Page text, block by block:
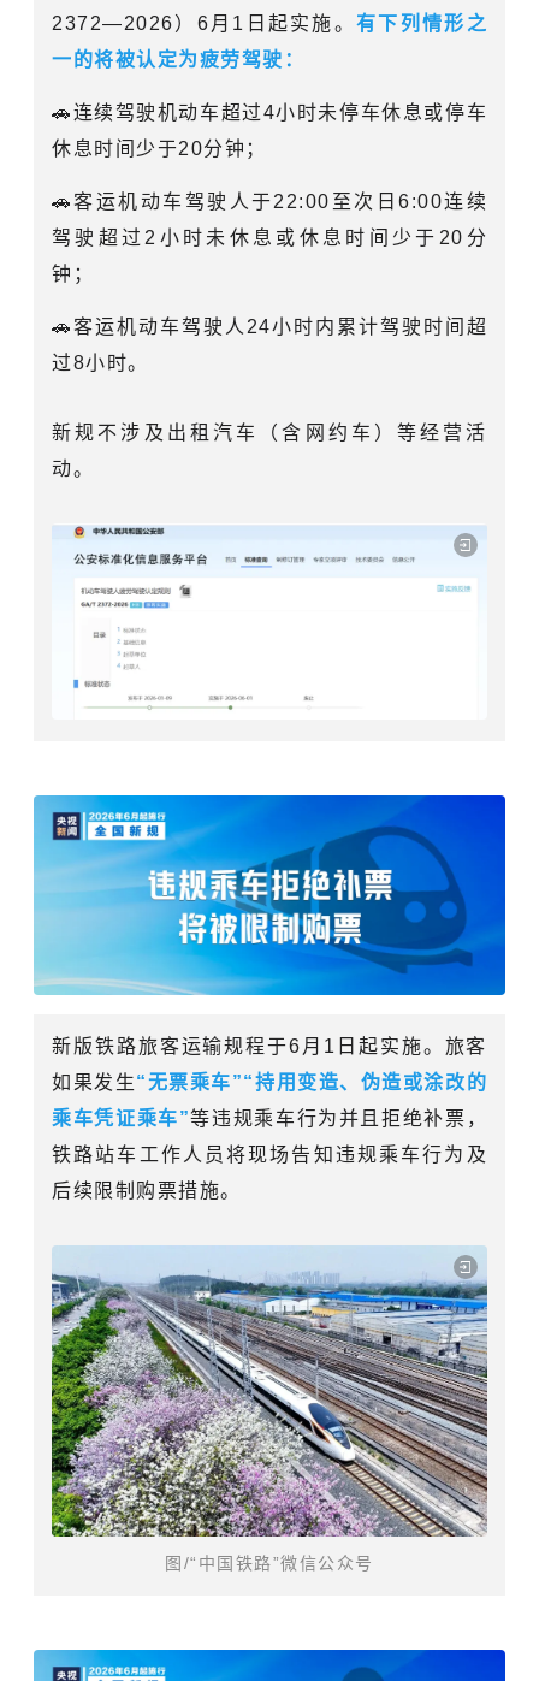
2372—2026）6月1日起实施。 有下列情形之
一的将被认定为疲劳驾驶：
🚗连续驾驶机动车超过4小时未停车休息或停车
休息时间少于20分钟；
🚗客运机动车驾驶人于22:00至次日6:00连续
驾驶超过2小时未休息或休息时间少于20分
钟；
🚗客运机动车驾驶人24小时内累计驾驶时间超
过8小时。
新规不涉及出租汽车（含网约车）等经营活
动。
新版铁路旅客运输规程于6月1日起实施。旅客
如果发生“无票乘车”“持用变造、伪造或涂改的
乘车凭证乘车”等违规乘车行为并且拒绝补票，
铁路站车工作人员将现场告知违规乘车行为及
后续限制购票措施。
图/“中国铁路”微信公众号